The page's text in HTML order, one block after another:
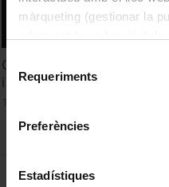
màrqueting (gestionar la
consultar laPolítica de
Selecció
Requeriments
Preferències
Estadístiques
Curs bàsic de protecció de
i PAS de la UB (modalitat en